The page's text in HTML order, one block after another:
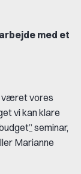
med et
været vores
vi kan klare
”seminar,
Marianne